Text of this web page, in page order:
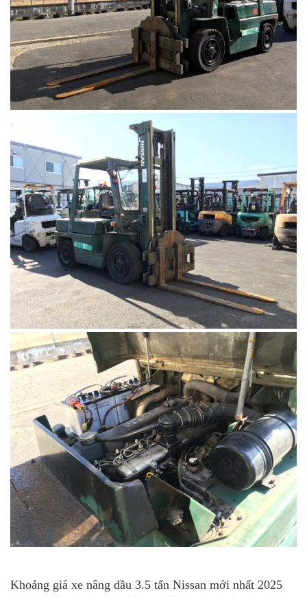
Khoảng giá xe nâng dầu 3.5 tấn Nissan mới nhất 2025